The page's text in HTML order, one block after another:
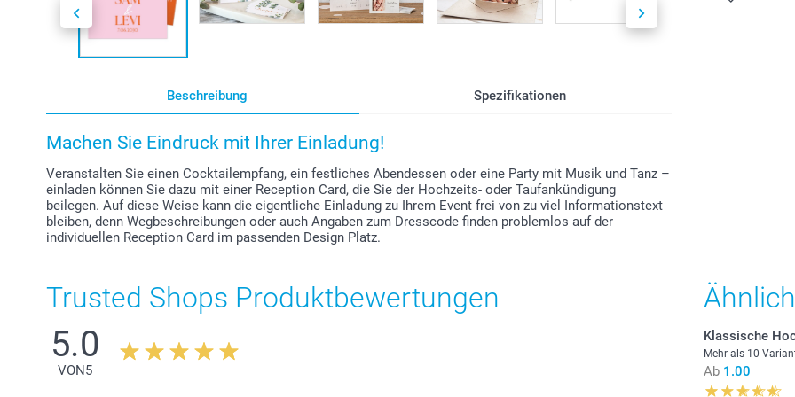
Beschreibung Spezifikationen
Machen Sie Eindruck mit Ihrer Einladung!
Veranstalten Sie einen Cocktailempfang, ein festliches Abendessen oder eine Party mit Musik und Tanz –
einladen können Sie dazu mit einer Reception Card, die Sie der Hochzeits- oder Taufankündigung
beilegen. Auf diese Weise kann die eigentliche Einladung zu Ihrem Event frei von zu viel Informationstext
bleiben, denn Wegbeschreibungen oder auch Angaben zum Dresscode finden problemlos auf der
individuellen Reception Card im passenden Design Platz.
Trusted Shops Produktbewertungen
5.0
VON5
Klassische
Mehr als 10
Ab 1.00